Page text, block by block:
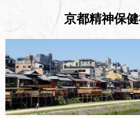
京都精神保